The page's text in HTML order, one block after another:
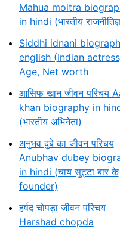
Mahua moitra
in hindi (भारतीय
Siddhi idnani
english (Indian
Age, Net worth
आसिफ खान जीवन परिचय
khan biography in
(भारतीय अभिनेता)
अनुभव दुबे का जीवन परिचय
Anubhav dubey
in hindi (चाय सुट्टा बार के
founder)
हर्षद चोपड़ा जीवन परिचय
Harshad chopda